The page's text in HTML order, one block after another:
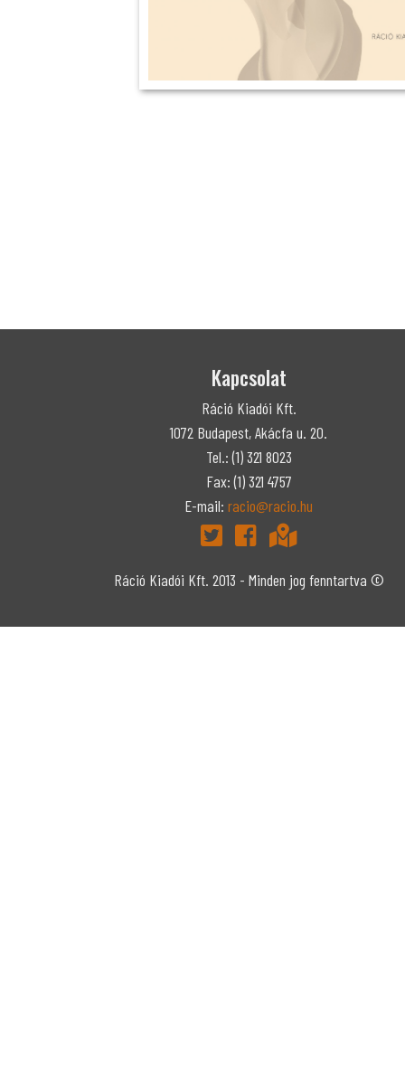
Kapcsolat
Ráció Kiadói Kft.
1072 Budapest, Akácfa u. 20.
Tel.: (1) 321 8023
Fax: (1) 321 4757
E-mail: racio@racio.hu
Ráció Kiadói Kft. 2013 - Minden jog fenntartva ©